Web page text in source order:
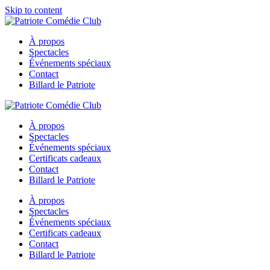
Skip to content
À propos
Spectacles
Événements spéciaux
Contact
Billard le Patriote
À propos
Spectacles
Événements spéciaux
Certificats cadeaux
Contact
Billard le Patriote
À propos
Spectacles
Événements spéciaux
Certificats cadeaux
Contact
Billard le Patriote